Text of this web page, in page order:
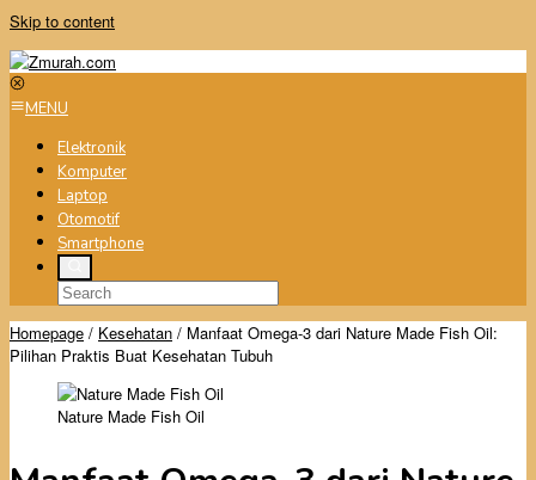
Skip to content
MENU
Elektronik
Komputer
Laptop
Otomotif
Smartphone
Homepage / Kesehatan / Manfaat Omega-3 dari Nature Made Fish Oil:
Pilihan Praktis Buat Kesehatan Tubuh
Nature Made Fish Oil